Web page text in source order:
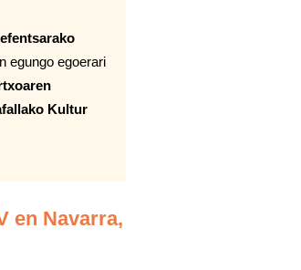
egungo egoerari
Kultur
en Navarra,